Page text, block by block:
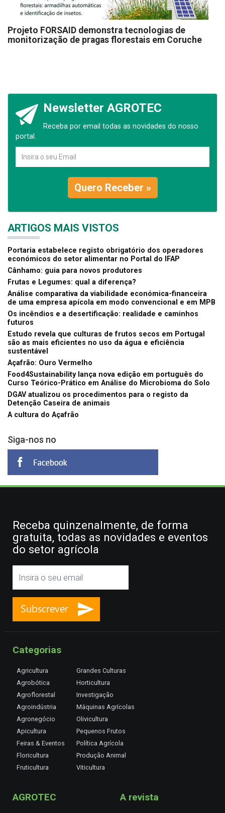
Projeto FORSAID demonstra tecnologias de
monitorização de pragas florestais em Coruche
Newsletter AGROTEC
Receba por email todas as novidades do nosso
portal.
Quero Receber »
ARTIGOS MAIS VISTOS
Portaria estabelece registo obrigatório dos operadores
económicos do setor alimentar no Portal do IFAP
Cânhamo: guia para novos produtores
Frutas e Legumes: qual a diferença?
Análise comparativa da viabilidade económica-financeira
de uma empresa apícola em modo convencional e em MPB
Os incêndios e a desertificação: realidade e caminhos
futuros
Estudo revela que culturas de frutos secos em Portugal
são as mais eficientes no uso da água e eficiência
sustentável
Açafrão: Ouro Vermelho
Food4Sustainability lança nova edição em português do
Curso Teórico-Prático em Análise do Microbioma do Solo
DGAV atualizou os procedimentos para o registo da
Detenção Caseira de animais
A cultura do Açafrão
Siga-nos no
Receba quinzenalmente, de forma
gratuita, todas as novidades e eventos
do setor agrícola
Categorias
Agricultura
Agrobótica
Agroflorestal
Agroindústria
Agronegócio
Apicultura
Feiras & Eventos
Floricultura
Fruticultura
Grandes Culturas
Horticultura
Investigação
Máquinas Agrícolas
Olivicultura
Pequenos Frutos
Política Agrícola
Produção Animal
Viticultura
AGROTEC A revista